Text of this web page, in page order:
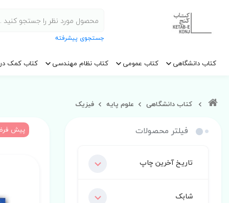
جستجوی پیشرفته
کتاب دانشگاهی کتاب عمومی کتاب نظام مهندسی کتاب کمک
کتاب دانشگاهی علوم پایه فیزیک
فیلتر محصولات
تاریخ آخرین چاپ
شابک
پیش